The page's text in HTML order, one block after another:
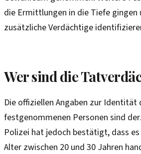
die Ermittlungen in die Tiefe gingen
zusätzliche Verdächtige
Wer sind die
Die offiziellen Angaben zur Identität
festgenommenen Personen sind
Polizei hat jedoch bestätigt, dass
Alter zwischen 20 und 30 Jahren